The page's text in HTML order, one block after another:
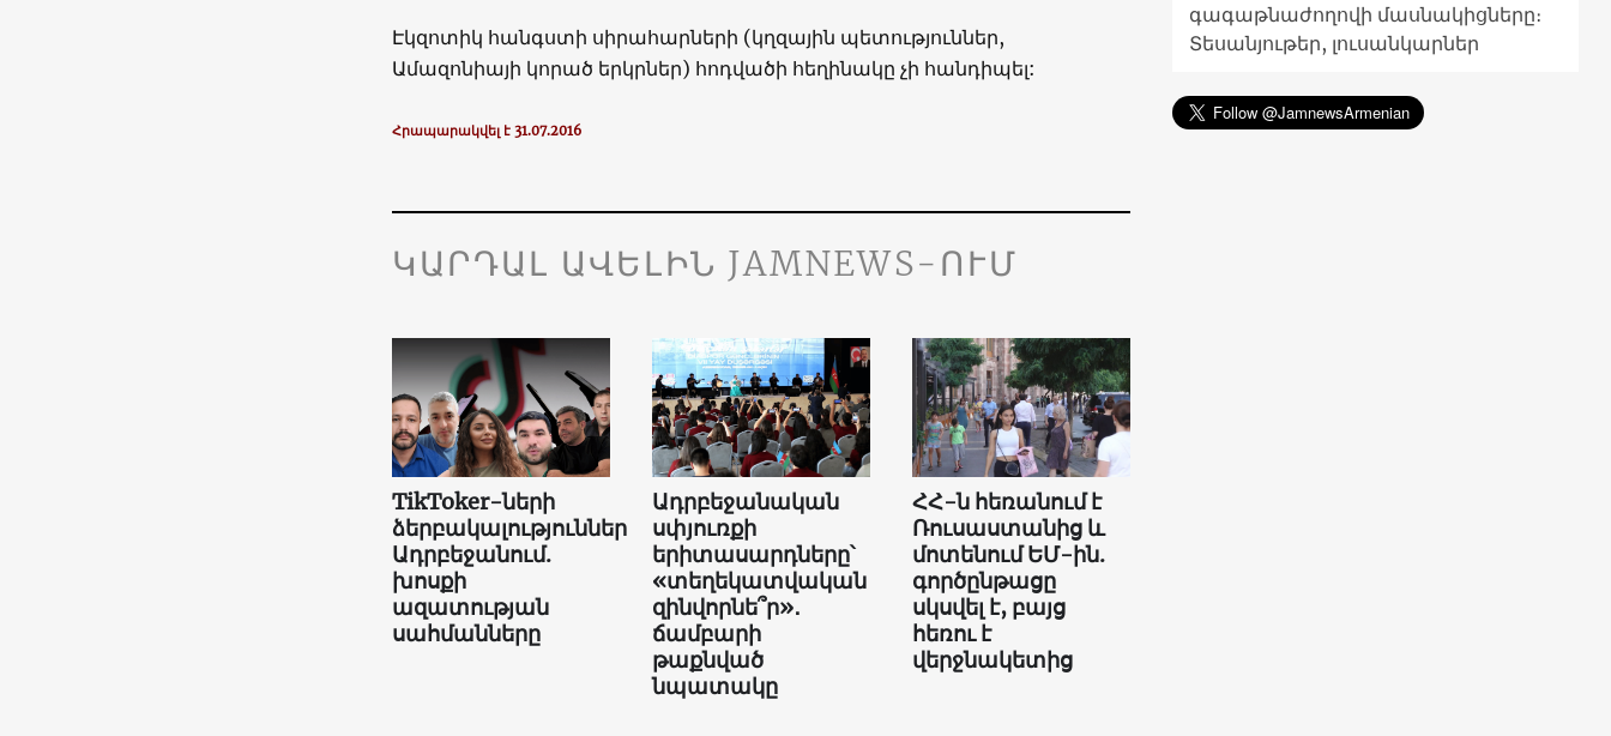
Էկզոտիկ հանգստի սիրահարների (կղզային պետություններ,
Ամազոնիայի կորած երկրներ) հոդվածի հեղինակը չի հանդիպել:
Հրապարակվել է 31.07.2016
ԿԱՐԴԱԼ ԱՎԵԼԻՆ JAMNEWS-ՈՒՄ
TikToker-ների
ձերբակալություններ
Ադրբեջանում.
խոսքի
ազատության
սահմանները
Ադրբեջանական
սփյուռքի
երիտասարդները՝
«տեղեկատվական
զինվորնե՞ր»․
ճամբարի
թաքնված
նպատակը
ՀՀ-ն հեռանում է
Ռուսաստանից և
մոտենում ԵՄ-ին.
գործընթացը
սկսվել է, բայց
հեռու է
վերջնակետից
գագաթնաժողովի մասնակիցները։
Տեսանյութեր, լուսանկարներ